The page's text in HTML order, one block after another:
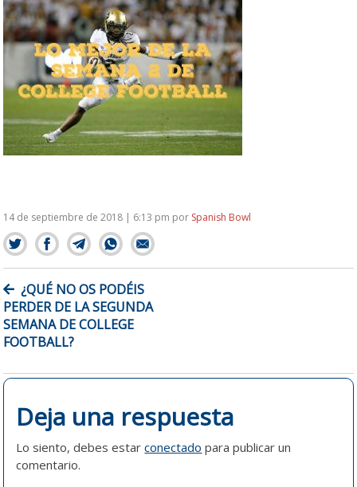
14 de septiembre de 2018 | 6:13 pm por Spanish Bowl
NAVEGACIÓN
DE
ENTRADAS
¿QUÉ NO OS PODÉIS
PERDER DE LA SEGUNDA
SEMANA DE COLLEGE
FOOTBALL?
Deja una respuesta
Lo siento, debes estarconectado para publicar un
comentario.